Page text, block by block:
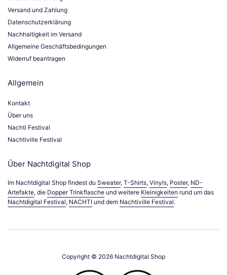
Versand und Zahlung
Datenschutzerklärung
Nachhaltigkeit im Versand
Allgemeine Geschäftsbedingungen
Widerruf beantragen
Allgemein
Kontakt
Über uns
Nachti Festival
Nachtiville Festival
Über Nachtdigital Shop
Im Nachtdigital Shop findest du Sweater, T-Shirts, Vinyls, Poster, ND-
Artefakte, die Dopper Trinkflasche und weitere Kleinigkeiten rund um das
Nachtdigital Festival, NACHTI und dem Nachtiville Festival.
Copyright © 2026 Nachtdigital Shop